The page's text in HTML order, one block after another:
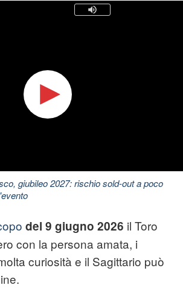
giubileo 2027: rischio sold-out a poco
del 9 giugno 2026 il Toro
con la persona amata, i
curiosità e il Sagittario può